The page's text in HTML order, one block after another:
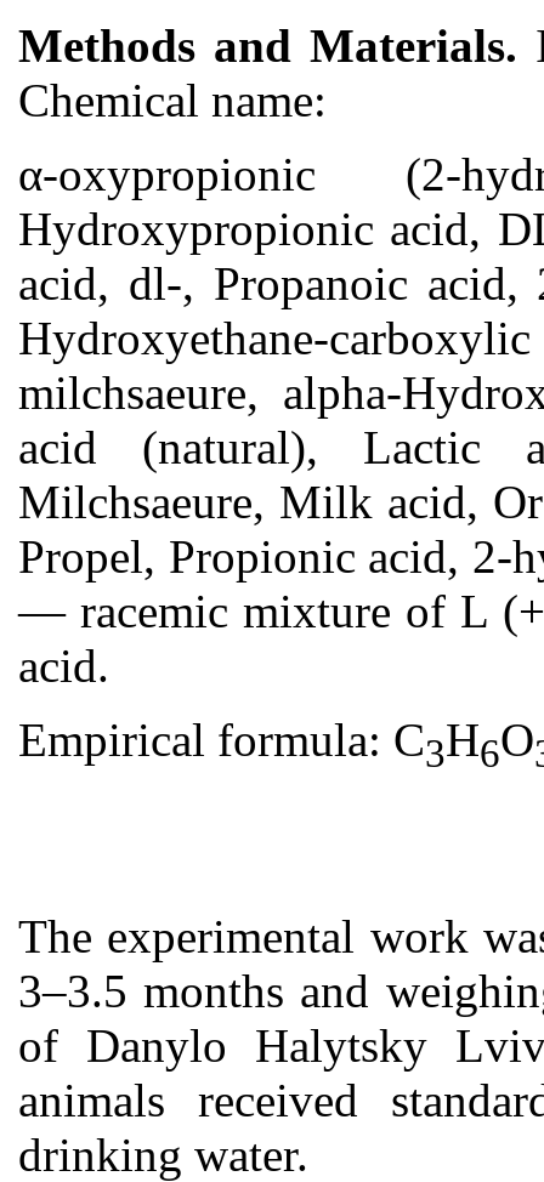
Methods and Materials.
Chemical name:
α-oxypropionic (2-
Hydroxypropionic acid,
acid, dl-, Propanoic acid,
Hydroxyethane-
milchsaeure, alpha-
acid (natural), Lactic
Milchsaeure, Milk acid,
Propel, Propionic acid, 2-
— racemic mixture of L
acid.
Empirical formula: C3H6O
The experimental work
3–3.5 months and
of Danylo Halytsky
animals received
drinking water.